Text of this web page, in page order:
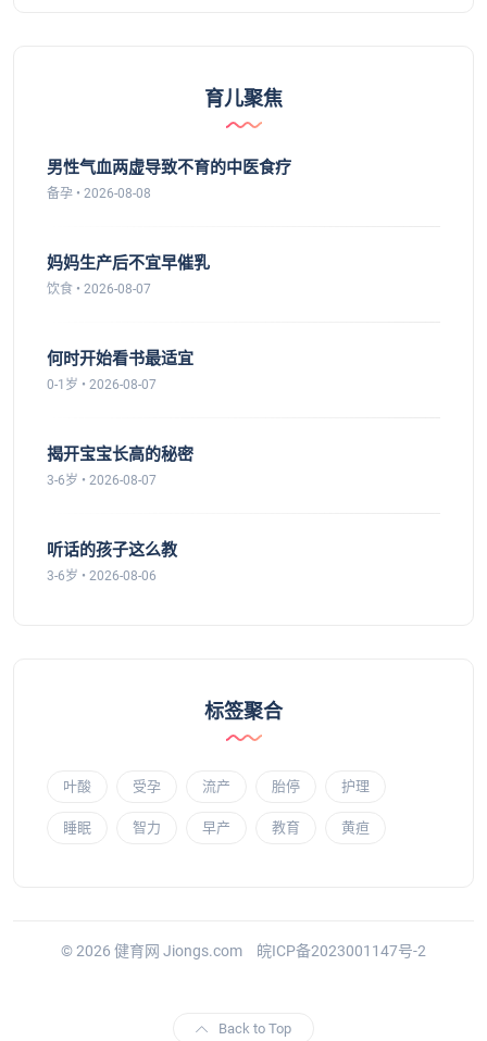
育儿聚焦
男性气血两虚导致不育的中医食疗
备孕 • 2026-08-08
妈妈生产后不宜早催乳
饮食 • 2026-08-07
何时开始看书最适宜
0-1岁 • 2026-08-07
揭开宝宝长高的秘密
3-6岁 • 2026-08-07
听话的孩子这么教
3-6岁 • 2026-08-06
标签聚合
叶酸 受孕 流产 胎停 护理
睡眠 智力 早产 教育 黄疸
© 2026 健育网 Jiongs.com 皖ICP备2023001147号-2
Back to Top